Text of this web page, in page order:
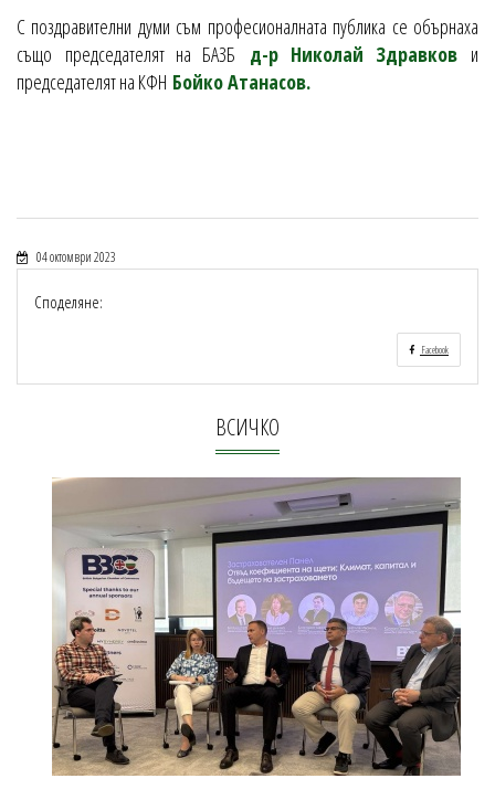
С поздравителни думи съм професионалната публика се обърнаха
също председателят на БАЗБ д-р Николай Здравкови
председателят на КФН Бойко Атанасов.
04 октомври 2023
Споделяне:
Facebook
ВСИЧКО